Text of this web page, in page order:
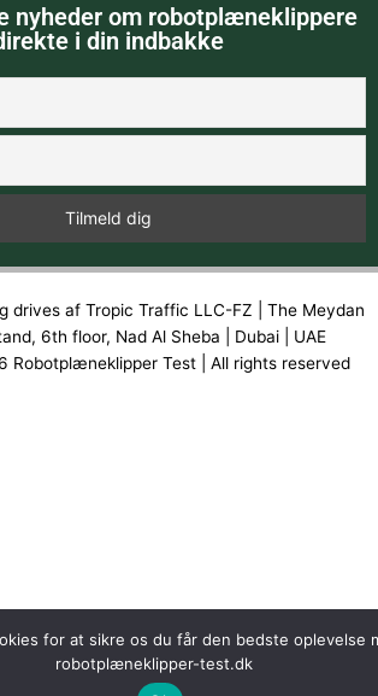
nyheder om robotplæneklippere
i din indbakke
drives af Tropic Traffic LLC-FZ | The Meydan
6th floor, Nad Al Sheba | Dubai | UAE
Robotplæneklipper Test | All rights reserved
for at sikre os du får den bedste oplevelse
robotplæneklipper-test.dk